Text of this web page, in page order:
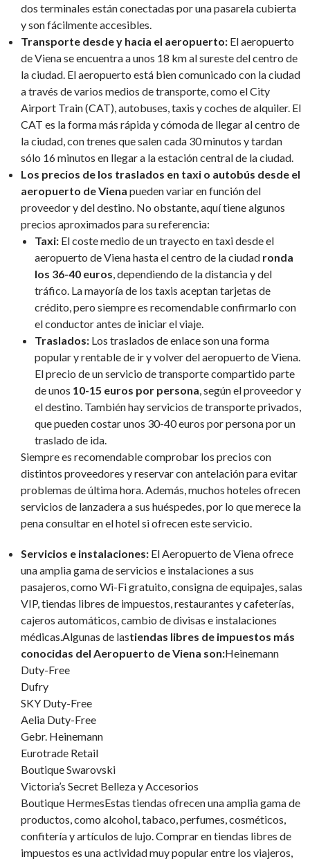
dos terminales están conectadas por una pasarela cubierta
y son fácilmente accesibles.
Transporte desde y hacia el aeropuerto: El aeropuerto
de Viena se encuentra a unos 18 km al sureste del centro de
la ciudad. El aeropuerto está bien comunicado con la ciudad
a través de varios medios de transporte, como el City
Airport Train (CAT), autobuses, taxis y coches de alquiler. El
CAT es la forma más rápida y cómoda de llegar al centro de
la ciudad, con trenes que salen cada 30 minutos y tardan
sólo 16 minutos en llegar a la estación central de la ciudad.
Los precios de los traslados en taxi o autobús desde el
aeropuerto de Viena pueden variar en función del
proveedor y del destino. No obstante, aquí tiene algunos
precios aproximados para su referencia:
Taxi: El coste medio de un trayecto en taxi desde el
aeropuerto de Viena hasta el centro de la ciudad ronda
los 36-40 euros, dependiendo de la distancia y del
tráfico. La mayoría de los taxis aceptan tarjetas de
crédito, pero siempre es recomendable confirmarlo con
el conductor antes de iniciar el viaje.
Traslados: Los traslados de enlace son una forma
popular y rentable de ir y volver del aeropuerto de Viena.
El precio de un servicio de transporte compartido parte
de unos 10-15 euros por persona, según el proveedor y
el destino. También hay servicios de transporte privados,
que pueden costar unos 30-40 euros por persona por un
traslado de ida.
Siempre es recomendable comprobar los precios con
distintos proveedores y reservar con antelación para evitar
problemas de última hora. Además, muchos hoteles ofrecen
servicios de lanzadera a sus huéspedes, por lo que merece la
pena consultar en el hotel si ofrecen este servicio.
Servicios e instalaciones: El Aeropuerto de Viena ofrece
una amplia gama de servicios e instalaciones a sus
pasajeros, como Wi-Fi gratuito, consigna de equipajes, salas
VIP, tiendas libres de impuestos, restaurantes y cafeterías,
cajeros automáticos, cambio de divisas e instalaciones
médicas.Algunas de lastiendas libres de impuestos más
conocidas del Aeropuerto de Viena son:Heinemann
Duty-Free
Dufry
SKY Duty-Free
Aelia Duty-Free
Gebr. Heinemann
Eurotrade Retail
Boutique Swarovski
Victoria’s Secret Belleza y Accesorios
Boutique HermesEstas tiendas ofrecen una amplia gama de
productos, como alcohol, tabaco, perfumes, cosméticos,
confitería y artículos de lujo. Comprar en tiendas libres de
impuestos es una actividad muy popular entre los viajeros,